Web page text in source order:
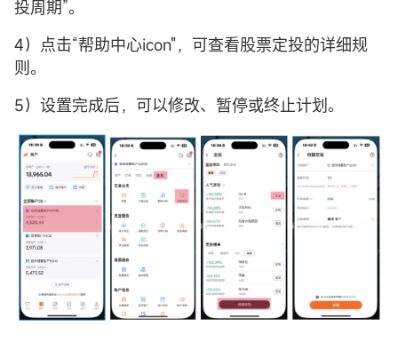
投周期”。
4）点击“帮助中心icon"，可查看股票定投的详细规
则。
5）设置完成后，可以修改、暂停或终止计划。